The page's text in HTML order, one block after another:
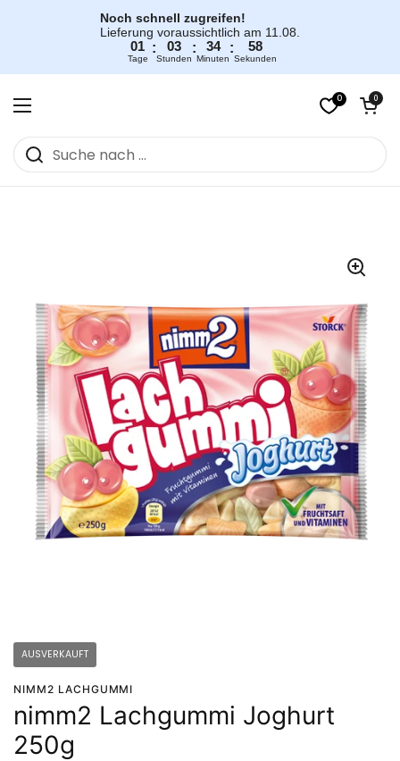
Noch schnell zugreifen!
Lieferung voraussichtlich am 11.08.
01
Tage
: 03
Stunden
: 34
Minuten
: 57
Sekunden
Menü öffnen
0Warenkorb
0
AUSVERKAUFT
NIMM2 LACHGUMMI
nimm2 Lachgummi Joghurt
250g